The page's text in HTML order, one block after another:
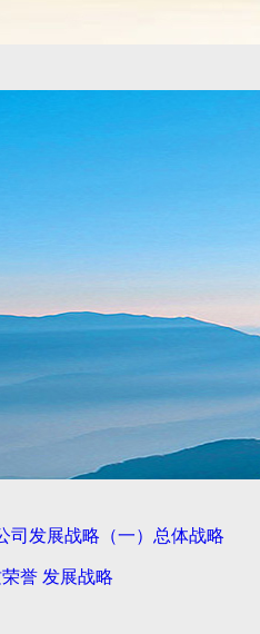
司发展战略（一）总体战略
誉 发展战略